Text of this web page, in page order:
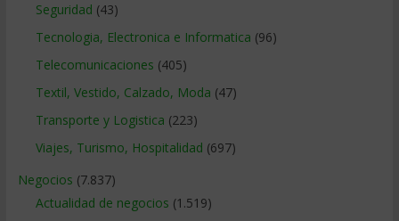
Seguridad (43)
Tecnologia, Electronica e Informatica (96)
Telecomunicaciones (405)
Textil, Vestido, Calzado, Moda (47)
Transporte y Logistica (223)
Viajes, Turismo, Hospitalidad (697)
Negocios (7.837)
Actualidad de negocios (1.519)